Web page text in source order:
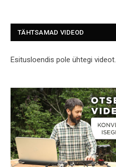
TÄHTSAMAD VIDEOD
Esitusloendis pole ühtegi videot.